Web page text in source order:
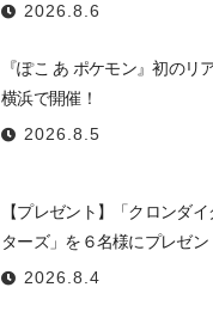
2026.8.6
『ぽこ あ ポケモン』初のリ
横浜で開催！
2026.8.5
【プレゼント】「クロンダ
ターズ」を６名様にプレゼン
2026.8.4